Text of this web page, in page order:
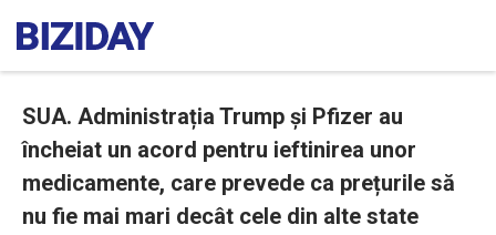
SUA. Administrația Trump și Pfizer au
încheiat un acord pentru ieftinirea unor
medicamente, care prevede ca prețurile să
nu fie mai mari decât cele din alte state